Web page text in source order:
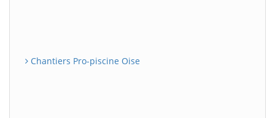
Chantiers Pro-piscine Oise